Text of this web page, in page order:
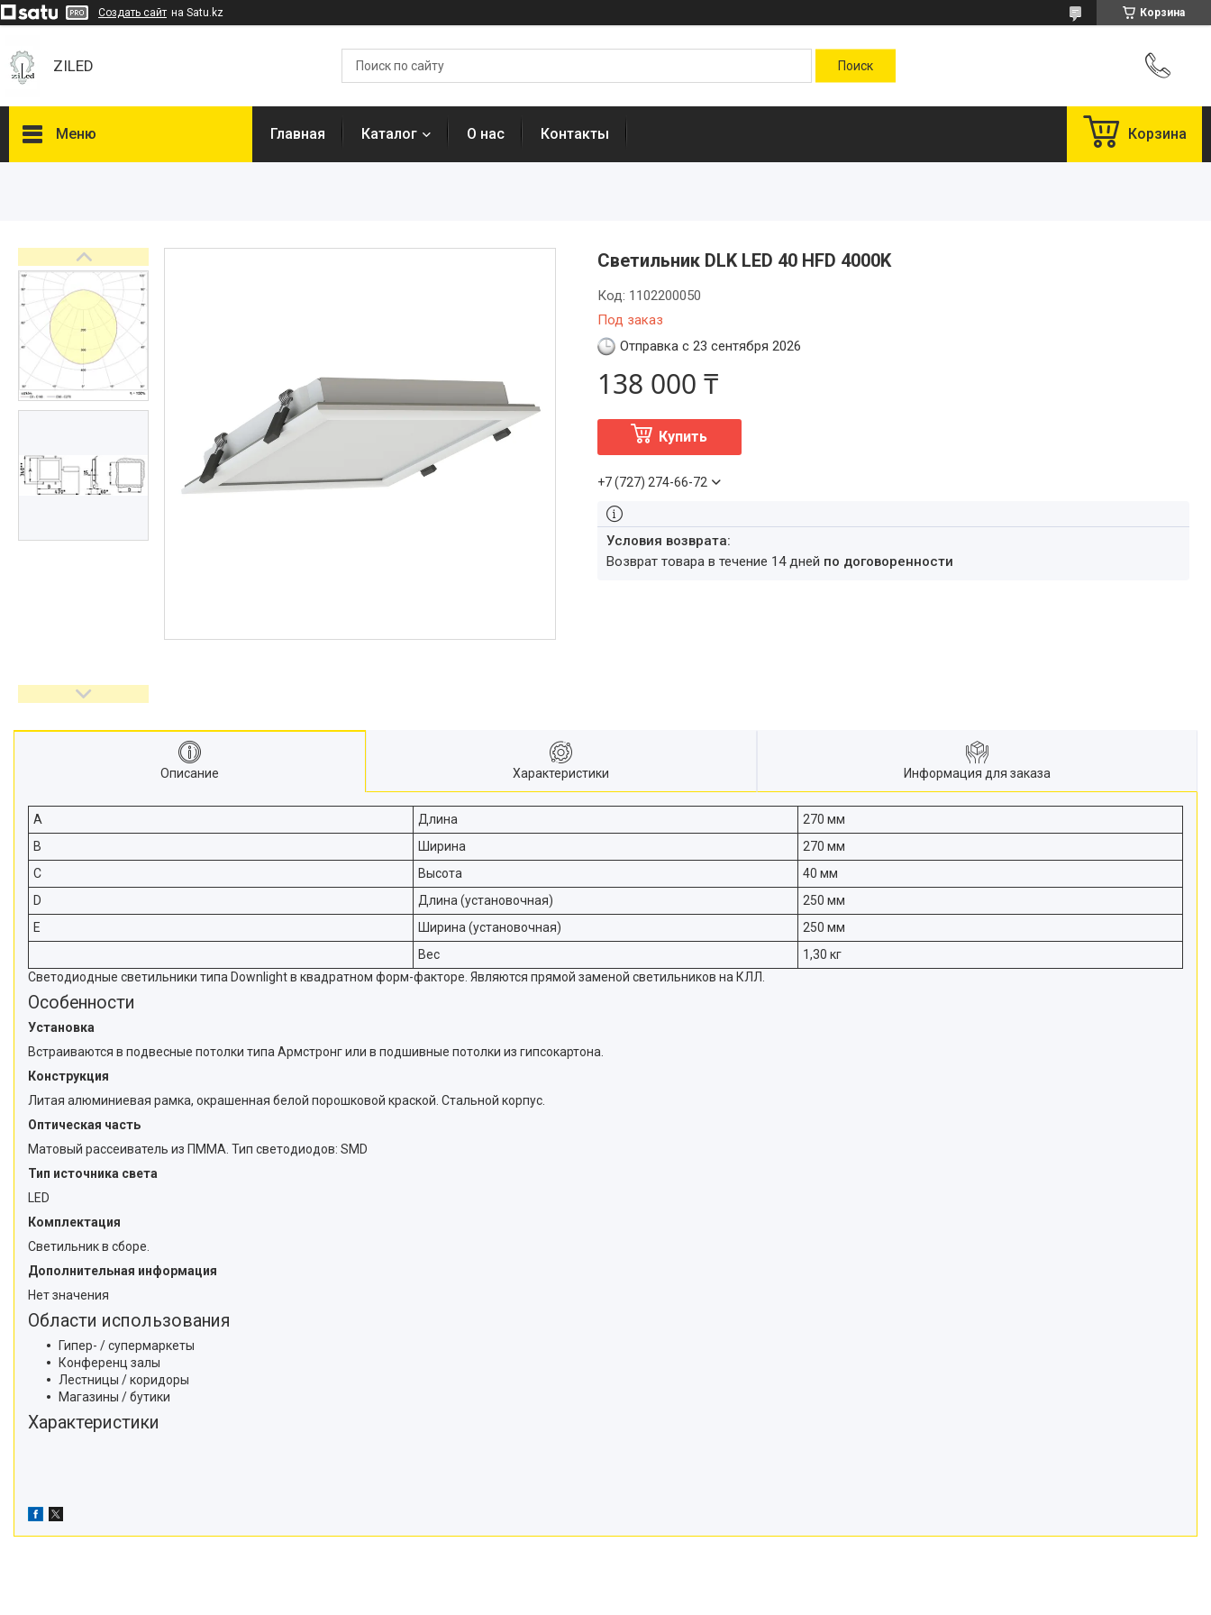
Создать сайт на Satu.kz Корзина
ZILED
Меню
ФАРЛАЙТ
NLCO
INNOLUX
Отзывы
Главная Каталог О нас Контакты Корзина
Светильник DLK LED 40 HFD 4000K
Под заказ
Код: 1102200050
Отправка с 23 сентября 2026
138 000 ₸
Купить
+7 (727) 274-66-72
возврат товара в течение 14 дней по договоренности
Описание Характеристики Информация для заказа
A Длина
270 мм
B
Ширина
270 мм
C
Высота
40 мм
D
Длина (установочная)
250 мм
E
Ширина (установочная)
250 мм
Вес
1,30 кг
Светодиодные светильники типа Downlight в квадратном форм-факторе. Являются прямой заменой светильников на КЛЛ.
Особенности
Установка
Встраиваются в подвесные потолки типа Армстронг или в подшивные потолки из гипсокартона.
Конструкция
Литая алюминиевая рамка, окрашенная белой порошковой краской. Стальной корпус.
Оптическая часть
Матовый рассеиватель из ПММА. Тип светодиодов: SMD
Тип источника света
LED
Комплектация
Светильник в сборе.
Дополнительная информация
Нет значения
Области использования
Гипер- / супермаркеты
Конференц залы
Лестницы / коридоры
Магазины / бутики
Характеристики